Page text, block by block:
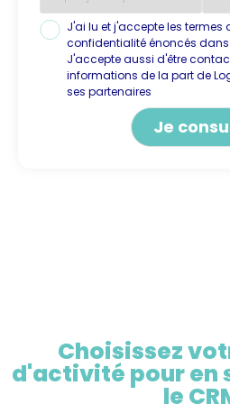
J'ai lu et j'accepte les termes
confidentialité énoncés
J'accepte aussi d'être
informations de la part de
ses partenaires
Choisissez
d'activité pour en
le